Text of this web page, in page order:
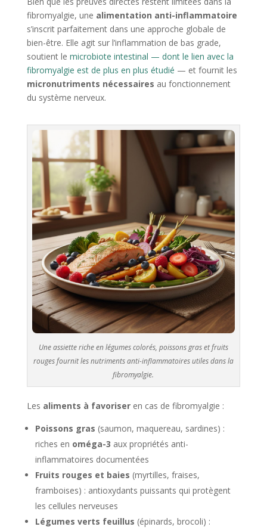
fibromyalgie, une alimentation anti-inflammatoire
s’inscrit parfaitement dans une approche globale de
bien-être. Elle agit sur l’inflammation de bas grade,
soutient le microbiote intestinal — dont le lien avec la
fibromyalgie est de plus en plus étudié — et fournit les
micronutriments nécessaires au fonctionnement
du système nerveux.
Une assiette riche en légumes colorés, poissons gras et fruits
rouges fournit les nutriments anti-inflammatoires utiles dans la
fibromyalgie.
Les aliments à favoriseren cas de fibromyalgie :
Poissons gras (saumon, maquereau, sardines) :
riches en oméga-3 aux propriétés anti-
inflammatoires documentées
Fruits rouges et baies (myrtilles, fraises,
framboises) : antioxydants puissants qui protègent
les cellules nerveuses
Légumes verts feuillus (épinards, brocoli) :